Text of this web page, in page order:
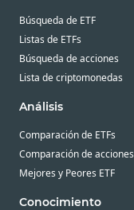
Búsqueda de ETF
Listas de ETFs
Búsqueda de acciones
Lista de criptomonedas
Análisis
Comparación de ETFs
Comparación de acciones
Mejores y Peores ETF
Conocimiento